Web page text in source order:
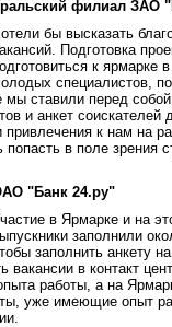
филиал ЗАО
бы высказать
Подготовка
к ярмарке
специалистов,
мы ставили перед
и анкет
к нам на
в поле зрения
"Банк 24.ру"
в Ярмарке и на
заполнили
заполнить анкету
вакансии в контакт
работы, а на
уже имеющие опыт